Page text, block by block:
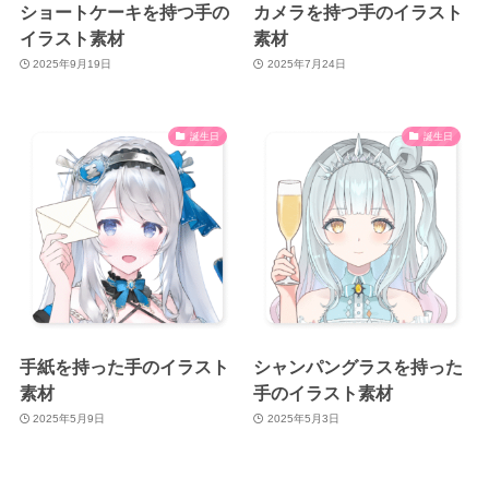
ショートケーキを持つ手の
イラスト素材
2025年9月19日
カメラを持つ手のイラスト
素材
2025年7月24日
誕生日
手紙を持った手のイラスト
素材
2025年5月9日
誕生日
シャンパングラスを持った
手のイラスト素材
2025年5月3日